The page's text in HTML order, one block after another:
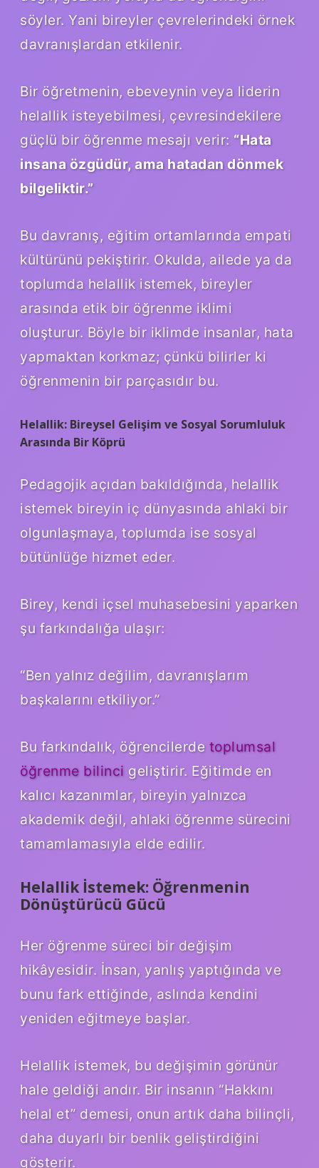
söyler. Yani bireyler çevrelerindeki örnek
davranışlardan etkilenir.
Bir öğretmenin, ebeveynin veya liderin
helallik isteyebilmesi, çevresindekilere
güçlü bir öğrenme mesajı verir: “Hata
insana özgüdür, ama hatadan dönmek
bilgeliktir.”
Bu davranış, eğitim ortamlarında empati
kültürünü pekiştirir. Okulda, ailede ya da
toplumda helallik istemek, bireyler
arasında etik bir öğrenme iklimi
oluşturur. Böyle bir iklimde insanlar, hata
yapmaktan korkmaz; çünkü bilirler ki
öğrenmenin bir parçasıdır bu.
Helallik: Bireysel Gelişim ve Sosyal Sorumluluk
Arasında Bir Köprü
Pedagojik açıdan bakıldığında, helallik
istemek bireyin iç dünyasında ahlaki bir
olgunlaşmaya, toplumda ise sosyal
bütünlüğe hizmet eder.
Birey, kendi içsel muhasebesini yaparken
şu farkındalığa ulaşır:
“Ben yalnız değilim, davranışlarım
başkalarını etkiliyor.”
Bu farkındalık, öğrencilerde toplumsal
öğrenme bilinci geliştirir. Eğitimde en
kalıcı kazanımlar, bireyin yalnızca
akademik değil, ahlaki öğrenme sürecini
tamamlamasıyla elde edilir.
Helallik İstemek: Öğrenmenin
Dönüştürücü Gücü
Her öğrenme süreci bir değişim
hikâyesidir. İnsan, yanlış yaptığında ve
bunu fark ettiğinde, aslında kendini
yeniden eğitmeye başlar.
Helallik istemek, bu değişimin görünür
hale geldiği andır. Bir insanın “Hakkını
helal et” demesi, onun artık daha bilinçli,
daha duyarlı bir benlik geliştirdiğini
gösterir.